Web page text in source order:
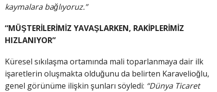
kaymalara bağlıyoruz.”
“MÜŞTERİLERİMİZ YAVAŞLARKEN, RAKİPLERİMİZ
HIZLANIYOR”
Küresel sıkılaşma ortamında mali toparlanmaya dair ilk
işaretlerin oluşmakta olduğunu da belirten Karavelioğlu,
genel görünüme ilişkin şunları söyledi: “Dünya Ticaret